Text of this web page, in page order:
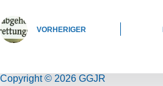
VORHERIGER
Copyright © 2026 GGJR